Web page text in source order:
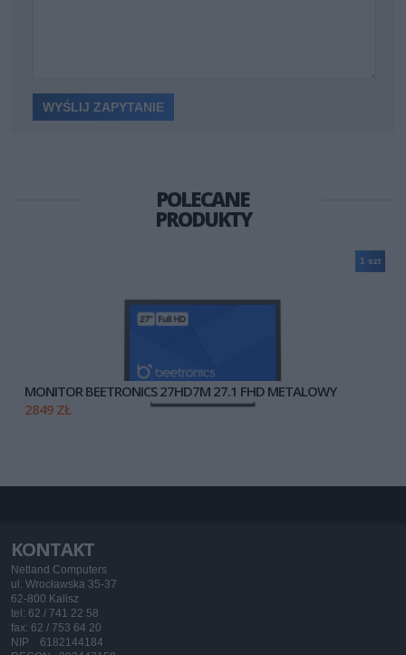
POLECANE
PRODUKTY
MONITOR BEETRONICS 27HD7M 27.1 FHD METALOWY
2849 ZŁ
1 szt
KONTAKT
Netland Computers
ul. Wrocławska 35-37
62-800 Kalisz
tel: 62 / 741 22 58
fax: 62 / 753 64 20
NIP 6182144184